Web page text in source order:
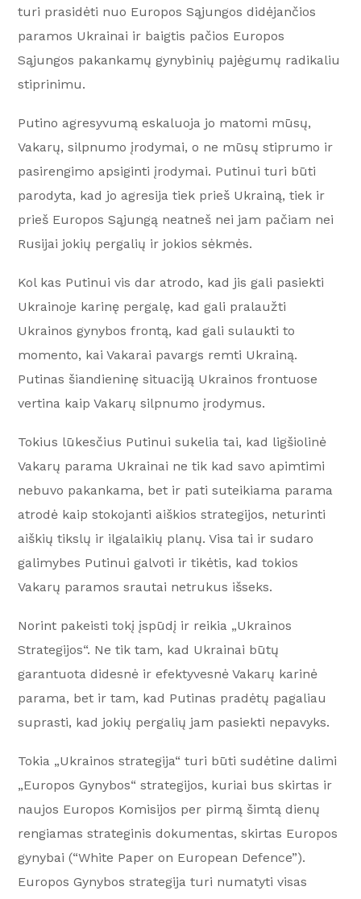
turi prasidėti nuo Europos Sąjungos didėjančios
paramos Ukrainai ir baigtis pačios Europos
Sąjungos pakankamų gynybinių pajėgumų radikaliu
stiprinimu.
Putino agresyvumą eskaluoja jo matomi mūsų,
Vakarų, silpnumo įrodymai, o ne mūsų stiprumo ir
pasirengimo apsiginti įrodymai. Putinui turi būti
parodyta, kad jo agresija tiek prieš Ukrainą, tiek ir
prieš Europos Sąjungą neatneš nei jam pačiam nei
Rusijai jokių pergalių ir jokios sėkmės.
Kol kas Putinui vis dar atrodo, kad jis gali pasiekti
Ukrainoje karinę pergalę, kad gali pralaužti
Ukrainos gynybos frontą, kad gali sulaukti to
momento, kai Vakarai pavargs remti Ukrainą.
Putinas šiandieninę situaciją Ukrainos frontuose
vertina kaip Vakarų silpnumo įrodymus.
Tokius lūkesčius Putinui sukelia tai, kad ligšiolinė
Vakarų parama Ukrainai ne tik kad savo apimtimi
nebuvo pakankama, bet ir pati suteikiama parama
atrodė kaip stokojanti aiškios strategijos, neturinti
aiškių tikslų ir ilgalaikių planų. Visa tai ir sudaro
galimybes Putinui galvoti ir tikėtis, kad tokios
Vakarų paramos srautai netrukus išseks.
Norint pakeisti tokį įspūdį ir reikia „Ukrainos
Strategijos“. Ne tik tam, kad Ukrainai būtų
garantuota didesnė ir efektyvesnė Vakarų karinė
parama, bet ir tam, kad Putinas pradėtų pagaliau
suprasti, kad jokių pergalių jam pasiekti nepavyks.
Tokia „Ukrainos strategija“ turi būti sudėtine dalimi
„Europos Gynybos“ strategijos, kuriai bus skirtas ir
naujos Europos Komisijos per pirmą šimtą dienų
rengiamas strateginis dokumentas, skirtas Europos
gynybai (“White Paper on European Defence”).
Europos Gynybos strategija turi numatyti visas